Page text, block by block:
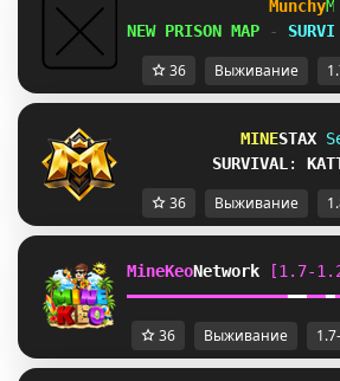
MunchyMC
NEW PRISON MAP
-
36 Выживание
MINESTAX
SURVIVAL :
36 Выживание
MineKeoNetwork [1.7-
━━━━━━━━━━━━━━━━━━━━━━
36 Выживание